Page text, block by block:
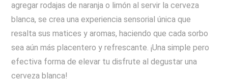
agregar rodajas de naranja o limón al servir la cerveza
blanca, se crea una experiencia sensorial única que
resalta sus matices y aromas, haciendo que cada sorbo
sea aún más placentero y refrescante. ¡Una simple pero
efectiva forma de elevar tu disfrute al degustar una
cerveza blanca!